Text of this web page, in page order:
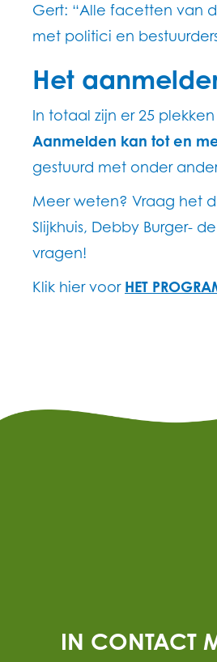
Gert: “Alle facetten van
met politici en
Het
In totaal zijn er 25
Aanmelden kan tot en
gestuurd met onder
Meer weten? Vraag het
Slijkhuis, Debby Burger-
vragen!
Klik hier voor HET
IN CONTACT